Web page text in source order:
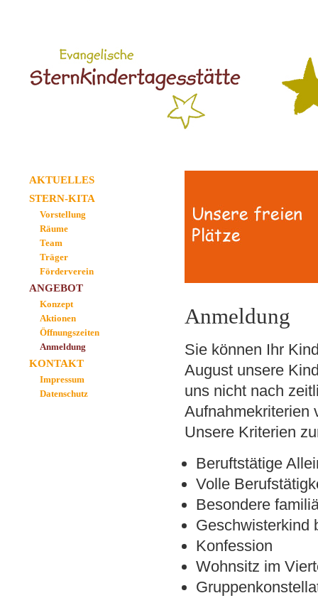
AKTUELLES
STERN-KITA
Vorstellung
Räume
Team
Träger
Förderverein
ANGEBOT
Konzept
Aktionen
Öffnungszeiten
Anmeldung
KONTAKT
Impressum
Datenschutz
Anmeldung
Sie können Ihr
August unsere
uns nicht nach
Aufnahmekriterien
Unsere Kriterien
Beruftstätige
Volle
Besondere
Geschwisterkind
Konfession
Wohnsitz im